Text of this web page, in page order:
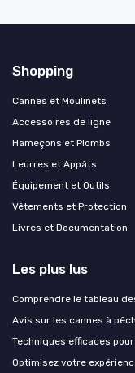
Shopping
Cannes et Moulinets
Accessoires de ligne
Hameçons et Plombs
Leurres et Appâts
Équipement et Outils
Vêtements et Protection
Livres et Documentation
Les plus lus
Comprendre le tableau
Avis sur les cannes à
Techniques efficaces
Optimisez votre